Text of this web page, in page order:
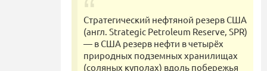
Стратегический нефтяной резерв США
(англ. Strategic Petroleum Reserve, SPR)
— в США резерв нефти в четырёх
природных подземных хранилищах
(соляных куполах) вдоль побережья